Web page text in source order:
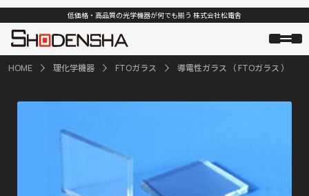
低価格・高品質の光学機器が何でも揃う 株式会社松電舎
HOME 理化学機器 FTOガラス 導電性ガラス （ FTOガラス ）